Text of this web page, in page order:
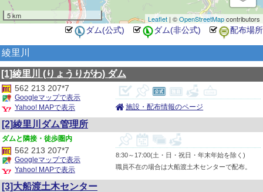
5 km Leaflet | ©OpenStreetMapcontributors
綾里川
[1]綾里川 (りょうりがわ) ダム
施設・配布情報のページ
562 213 207*7
Googleマップで表示
Yahoo! MAPで表示
[2]綾里川ダム管理所
8:30～17:00(土・日・祝日・年末年始を除く)
職員不在の場合は大船渡土木センターで配布。
隣接・徒歩圏内
562 213 207*7
Googleマップで表示
Yahoo! MAPで表示
[3]大船渡土木センター